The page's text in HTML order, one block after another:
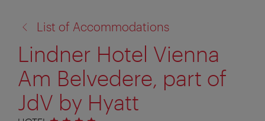
к:
List of Accommodations
Lindner Hotel Vienna
Am Belvedere, part of
JdV by Hyatt